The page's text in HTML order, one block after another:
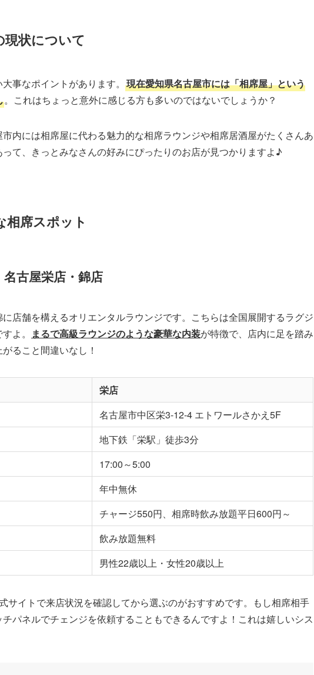
現状について
事なポイントがあります。 現在愛知県名古屋市には「相席屋」という
。これはちょっと意外に感じる方も多いのではないでしょうか？
内には相席屋に代わる魅力的な相席ラウンジや相席居酒屋がたくさんあ
て、きっとみなさんの好みにぴったりのお店が見つかりますよ♪
相席スポット
古屋栄店・錦店
店舗を構えるオリエンタルラウンジです。こちらは全国展開するラグジ
よ。
まるで高級ラウンジのような豪華な内装が特徴で、店内に足を踏み
ること間違いなし！
栄店
名古屋市中区栄3-12-4 エトワールさかえ5F
地下鉄「栄駅」徒歩3分
17:00～5:00
年中無休
チャージ550円、相席時飲み放題平日600円～
飲み放題無料
男性22歳以上・女性20歳以上
サイトで来店状況を確認してから選ぶのがおすすめです。もし相席相手
パネルでチェンジを依頼することもできるんですよ！これは嬉しいシス